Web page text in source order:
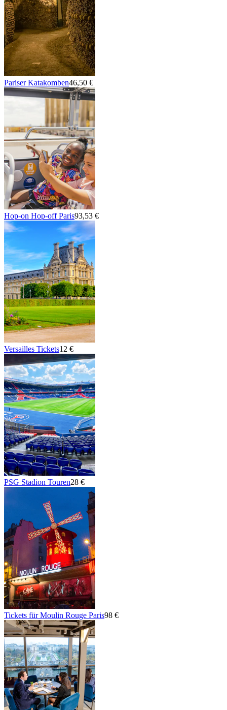
Pariser Katakomben46,50 €
Hop-on Hop-off Paris93,53 €
Versailles Tickets12 €
PSG Stadion Touren28 €
Tickets für Moulin Rouge Paris98 €